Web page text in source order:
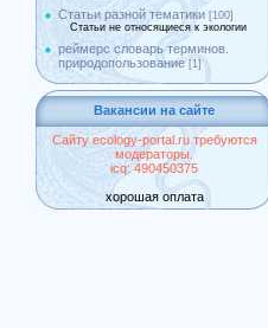
Статьи разной тематики [100]
Статьи не относящиеся к экологии
реймерс словарь терминов.
природопользование [1]
Вакансии на сайте
Сайту ecology-portal.ru требуются
модераторы.
icq: 490450375
хорошая оплата